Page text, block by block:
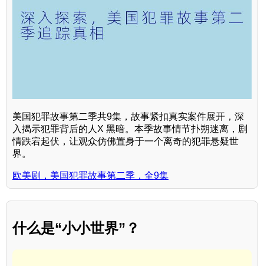
美国犯罪故事第二季共9集，故事紧扣真实案件展开，深
入揭示犯罪背后的人X 黑暗。本季故事情节扑朔迷离，剧
情跌宕起伏，让观众仿佛置身于一个离奇的犯罪悬疑世
界。
欧美剧，美国犯罪故事第二季，全9集
什么是“小小世界”？